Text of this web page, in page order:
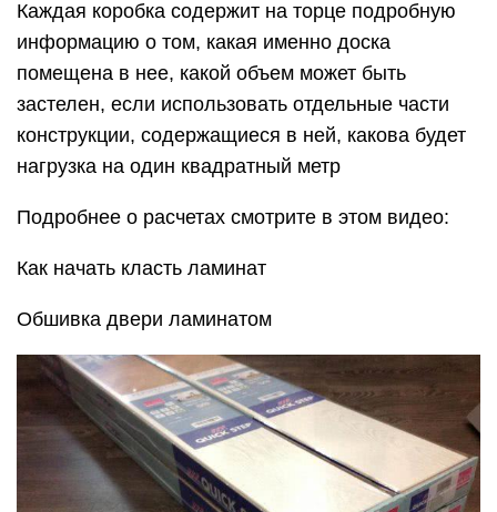
Каждая коробка содержит на торце подробную
информацию о том, какая именно доска
помещена в нее, какой объем может быть
застелен, если использовать отдельные части
конструкции, содержащиеся в ней, какова будет
нагрузка на один квадратный метр
Подробнее о расчетах смотрите в этом видео:
Как начать класть ламинат
Обшивка двери ламинатом